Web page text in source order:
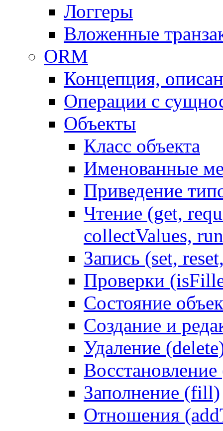
Логгеры
Вложенные
ORM
Концепция,
Операции с
Объекты
Класс объекта
Именованные
Приведение
Чтение (get,
collectValues,
Запись (set,
Проверки
Состояние
Создание и
Удаление
Заполнение (fill)
Отношения